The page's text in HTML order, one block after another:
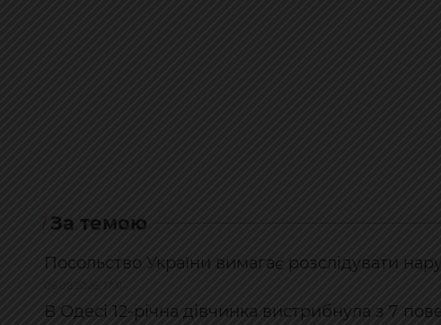
За темою
Посольство України вимагає розслідувати
В Одесі 12-річна дівчинка вистрибнула з 7